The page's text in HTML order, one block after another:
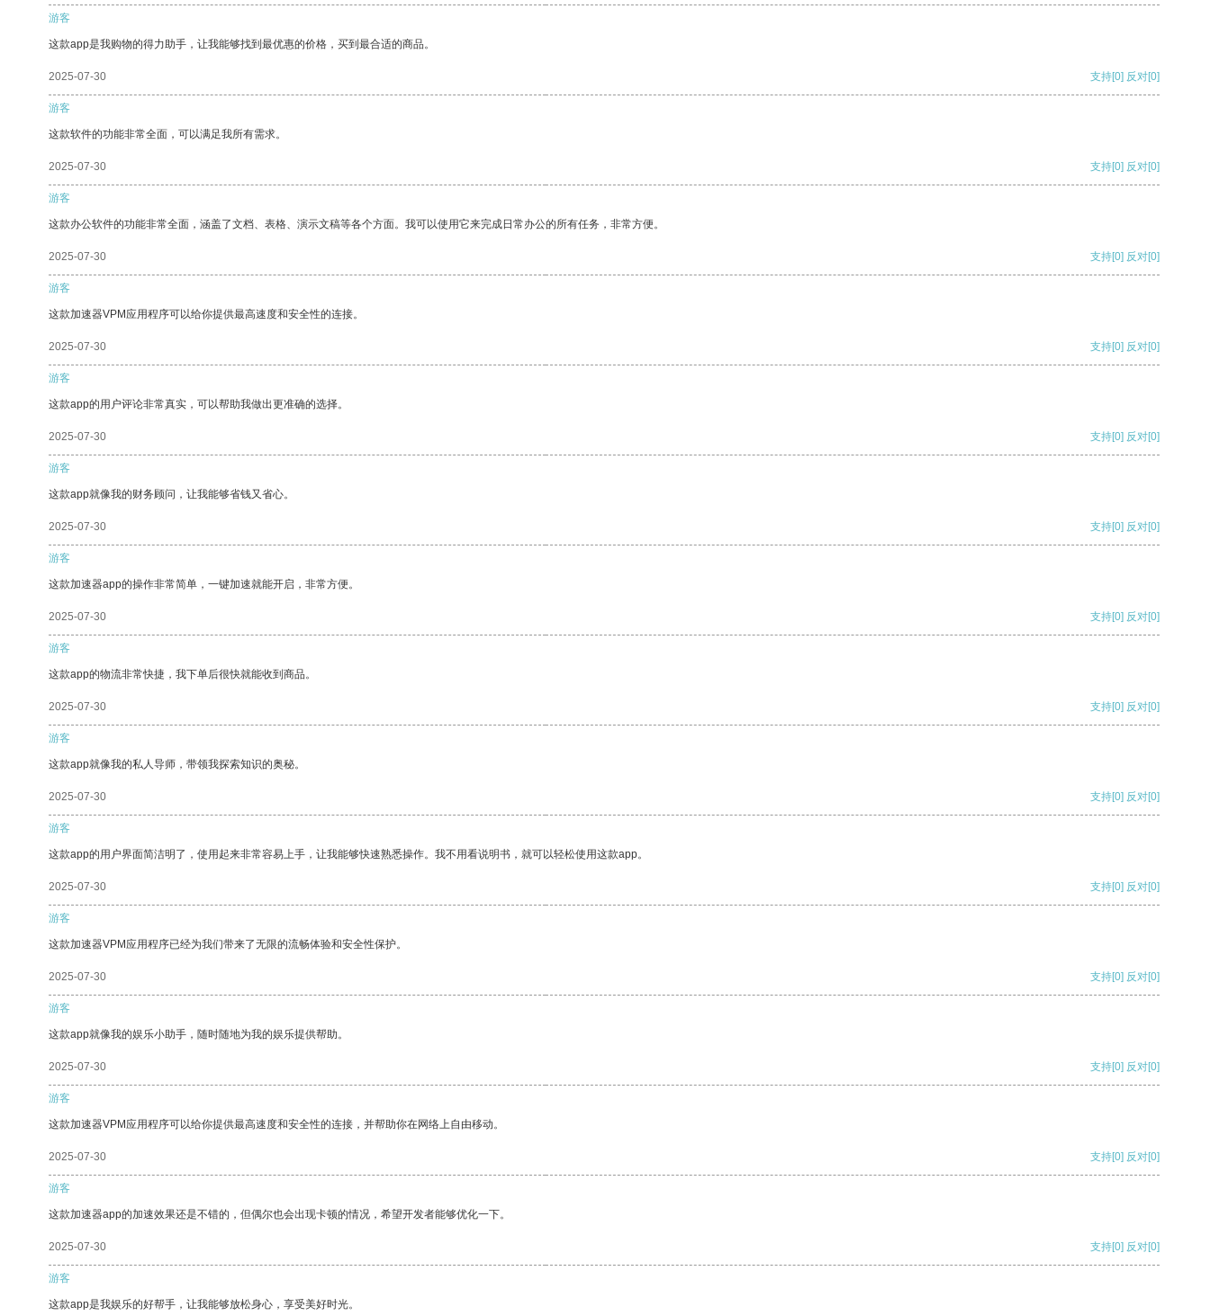
游客
这款app是我购物的得力助手，让我能够找到最优惠的价格，买到最合适的商品。
2025-07-30 支持[0] 反对[0]
游客
这款软件的功能非常全面，可以满足我所有需求。
2025-07-30 支持[0] 反对[0]
游客
这款办公软件的功能非常全面，涵盖了文档、表格、演示文稿等各个方面。我可以使用它来完成日常办公的所有任务，非常方便。
2025-07-30 支持[0] 反对[0]
游客
这款加速器VPM应用程序可以给你提供最高速度和安全性的连接。
2025-07-30 支持[0] 反对[0]
游客
这款app的用户评论非常真实，可以帮助我做出更准确的选择。
2025-07-30 支持[0] 反对[0]
游客
这款app就像我的财务顾问，让我能够省钱又省心。
2025-07-30 支持[0] 反对[0]
游客
这款加速器app的操作非常简单，一键加速就能开启，非常方便。
2025-07-30 支持[0] 反对[0]
游客
这款app的物流非常快捷，我下单后很快就能收到商品。
2025-07-30 支持[0] 反对[0]
游客
这款app就像我的私人导师，带领我探索知识的奥秘。
2025-07-30 支持[0] 反对[0]
游客
这款app的用户界面简洁明了，使用起来非常容易上手，让我能够快速熟悉操作。我不用看说明书，就可以轻松使用这款app。
2025-07-30 支持[0] 反对[0]
游客
这款加速器VPM应用程序已经为我们带来了无限的流畅体验和安全性保护。
2025-07-30 支持[0] 反对[0]
游客
这款app就像我的娱乐小助手，随时随地为我的娱乐提供帮助。
2025-07-30 支持[0] 反对[0]
游客
这款加速器VPM应用程序可以给你提供最高速度和安全性的连接，并帮助你在网络上自由移动。
2025-07-30 支持[0] 反对[0]
游客
这款加速器app的加速效果还是不错的，但偶尔也会出现卡顿的情况，希望开发者能够优化一下。
2025-07-30 支持[0] 反对[0]
游客
这款app是我娱乐的好帮手，让我能够放松身心，享受美好时光。